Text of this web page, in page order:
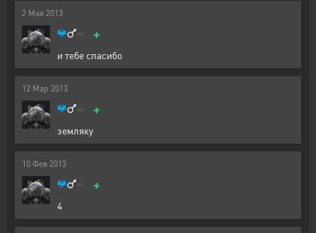
2 Мая 2013
+
и тебе спасибо
12 Мар 2013
+
земляку
10 Фев 2013
+
4